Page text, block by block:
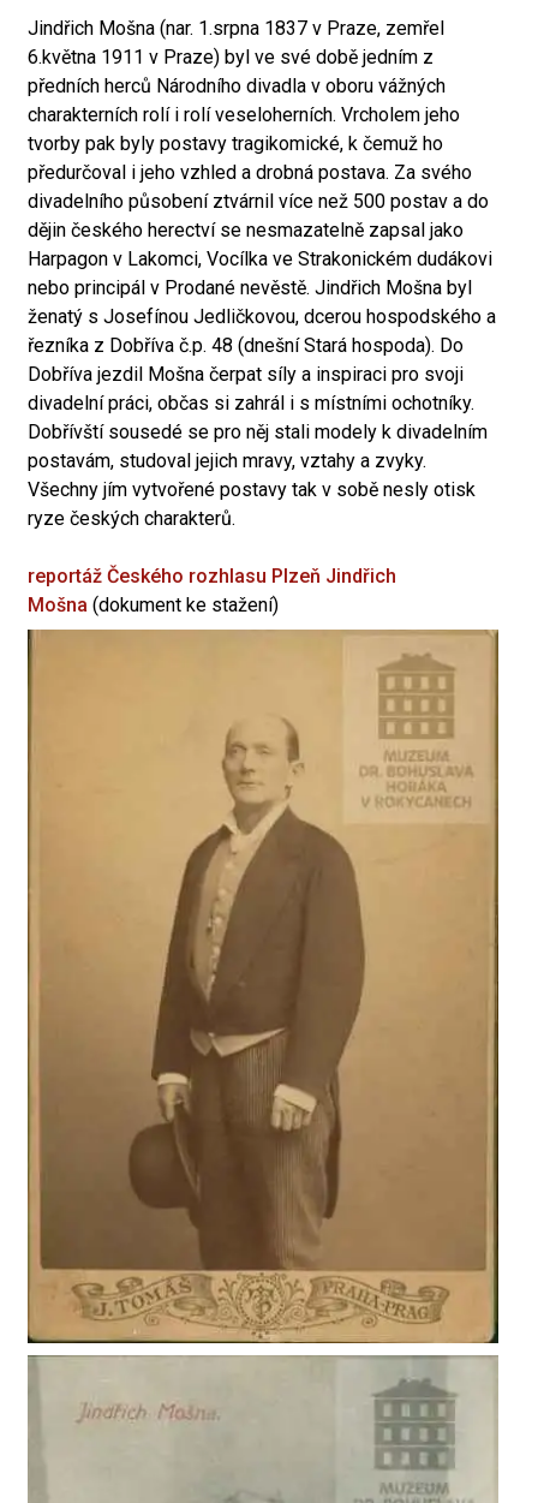
Jindřich Mošna (nar. 1.srpna 1837 v Praze, zemřel
6.května 1911 v Praze) byl ve své době jedním z
předních herců Národního divadla v oboru vážných
charakterních rolí i rolí veseloherních. Vrcholem jeho
tvorby pak byly postavy tragikomické, k čemuž ho
předurčoval i jeho vzhled a drobná postava. Za svého
divadelního působení ztvárnil více než 500 postav a do
dějin českého herectví se nesmazatelně zapsal jako
Harpagon v Lakomci, Vocílka ve Strakonickém dudákovi
nebo principál v Prodané nevěstě. Jindřich Mošna byl
ženatý s Josefínou Jedličkovou, dcerou hospodského a
řezníka z Dobříva č.p. 48 (dnešní Stará hospoda). Do
Dobříva jezdil Mošna čerpat síly a inspiraci pro svoji
divadelní práci, občas si zahrál i s místními ochotníky.
Dobřívští sousedé se pro něj stali modely k divadelním
postavám, studoval jejich mravy, vztahy a zvyky.
Všechny jím vytvořené postavy tak v sobě nesly otisk
ryze českých charakterů.
reportáž Českého rozhlasu Plzeň Jindřich
Mošna (dokument ke stažení)